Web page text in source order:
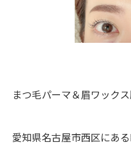
まつ毛パーマ＆眉ワック
愛知県名古屋市西区にあ